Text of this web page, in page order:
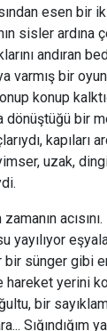
esen
sisler
andıran
varmış bir
konup
dönüştüğü bir
kapıları
uzak,
yayılıyor
bir sünger gibi
yerini
bir
Sığındığım